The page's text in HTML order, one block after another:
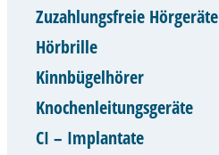
Zuzahlungsfreie Hörgeräte
Hörbrille
Kinnbügelhörer
Knochenleitungsgeräte
CI – Implantate